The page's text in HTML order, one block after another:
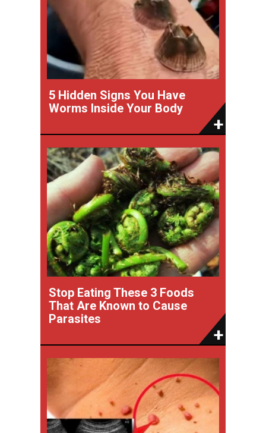
5 Hidden Signs You Have
Worms Inside Your Body
Stop Eating These 3 Foods
That Are Known to Cause
Parasites